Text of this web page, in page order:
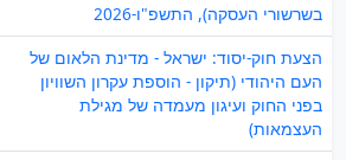
בשרשורי העסקה), התשפ"ו-2026
הצעת חוק-יסוד: ישראל - מדינת הלאום של
העם היהודי (תיקון - הוספת עקרון השוויון
בפני החוק ועיגון מעמדה של מגילת
העצמאות)